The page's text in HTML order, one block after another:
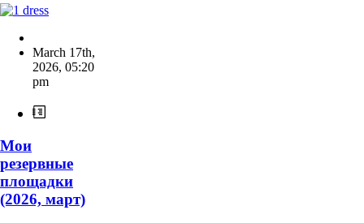
March 17th,
2026, 05:20
pm
Мои
резервные
площадки
(2026, март)